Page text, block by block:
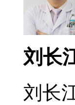
刘长
刘长